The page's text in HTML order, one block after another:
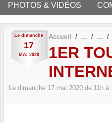
PHOTOS & VIDÉOS
Le dimanche
17
MAI 2020
Accueil
1ER
Le dimanche 17 mai 2020 de 11h à